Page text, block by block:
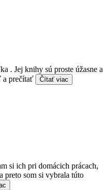
. Jej knihy sú proste úžasne a
a prečítať
Čítať viac
si ich pri domácich prácach,
preto som si vybrala túto